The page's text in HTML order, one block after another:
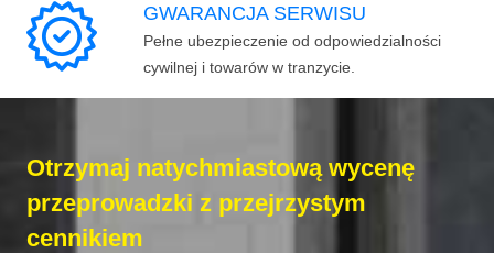
GWARANCJA SERWISU
Pełne ubezpieczenie od odpowiedzialności
cywilnej i towarów w tranzycie.
Otrzymaj natychmiastową wycenę
przeprowadzki z przejrzystym
cennikiem